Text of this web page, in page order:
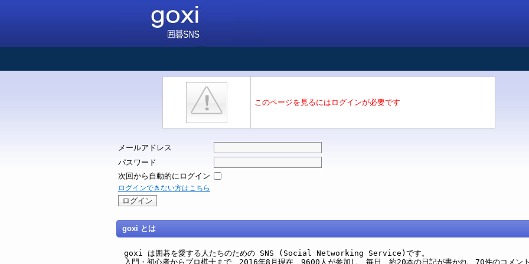
このページを見るにはログインが必要です
メールアドレス
パスワード
次回から自動的にログイン
ログインできない方はこちら
goxi とは
goxi は囲碁を愛する人たちのための SNS (Social Networking Service)です。
入門・初心者からプロ棋士まで、2016年8月現在、9600人が参加し、毎日、約20本の日記が書かれ、70件のコメント